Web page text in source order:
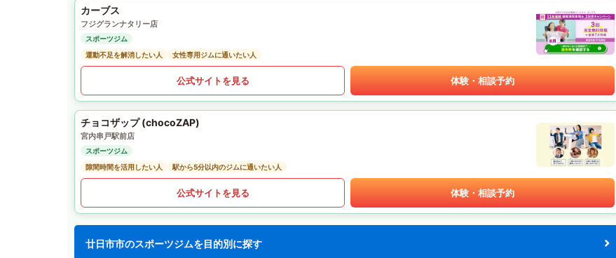
カーブス
フジグランナタリー店
スポーツジム
運動不足を解消したい人
女性専用ジムに通いたい人
公式サイトを見る 体験・相談予約
チョコザップ (chocoZAP)
宮内串戸駅前店
スポーツジム
隙間時間を活用したい人
駅から5分以内のジムに通いたい人
公式サイトを見る 体験・相談予約
廿日市市のスポーツジムを目的別に探す